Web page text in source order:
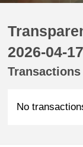
2026-04-17
No